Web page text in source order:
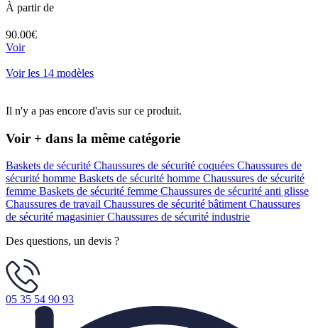
À partir de
90.00€
Voir
Voir les 14 modèles
Il n'y a pas encore d'avis sur ce produit.
Voir + dans la même catégorie
Baskets de sécurité Chaussures de sécurité coquées Chaussures de
sécurité homme Baskets de sécurité homme Chaussures de sécurité
femme Baskets de sécurité femme Chaussures de sécurité anti glisse
Chaussures de travail Chaussures de sécurité bâtimentChaussures
de sécurité magasinierChaussures de sécurité industrie
Des questions, un devis ?
05 35 54 90 93